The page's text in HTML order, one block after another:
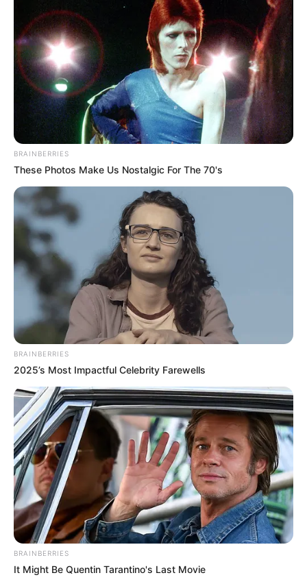
BRAINBERRIES
These Photos Make Us Nostalgic For The 70's
BRAINBERRIES
2025’s Most Impactful Celebrity Farewells
BRAINBERRIES
It Might Be Quentin Tarantino's Last Movie